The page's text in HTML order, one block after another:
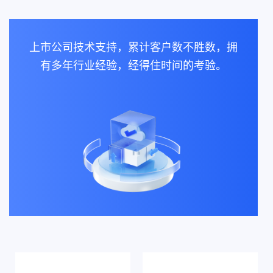
上市公司技术支持，累计客户数不胜数，拥
有多年行业经验，经得住时间的考验。